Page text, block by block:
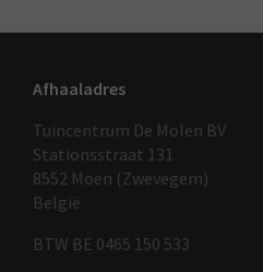
Afhaaladres
Tuincentrum De Molen BV
Stationsstraat 131
8552 Moen (Zwevegem)
België
BTW BE 0465 150 533